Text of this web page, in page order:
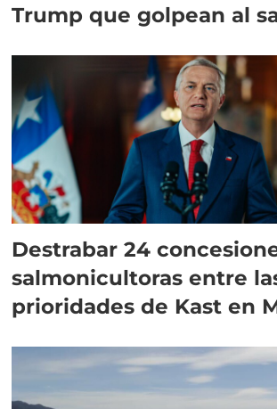
Trump que golpean al
Destrabar 24
salmonicultoras entre
prioridades de Kast en